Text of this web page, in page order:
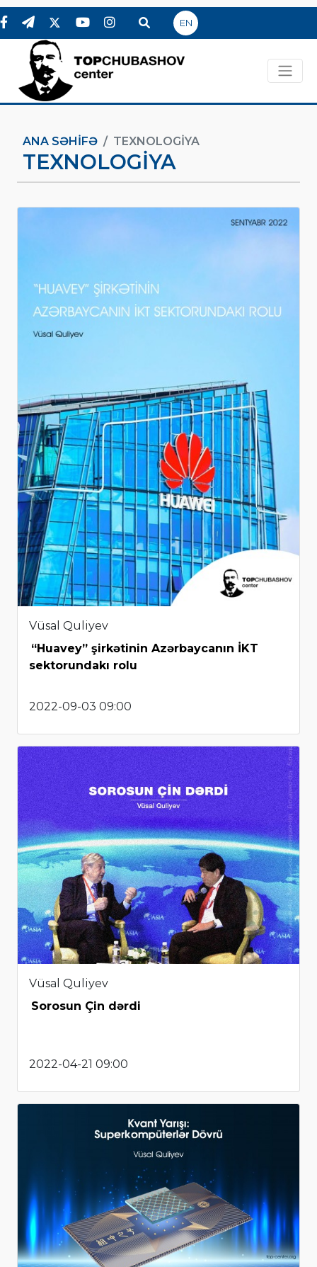
EN
ANA SƏHIFƏ TEXNOLOGIYA
TEXNOLOGIYA
Vüsal Quliyev
“Huavey” şirkətinin Azərbaycanın İKT
sektorundakı rolu
2022-09-03 09:00
Vüsal Quliyev
Sorosun Çin dərdi
2022-04-21 09:00